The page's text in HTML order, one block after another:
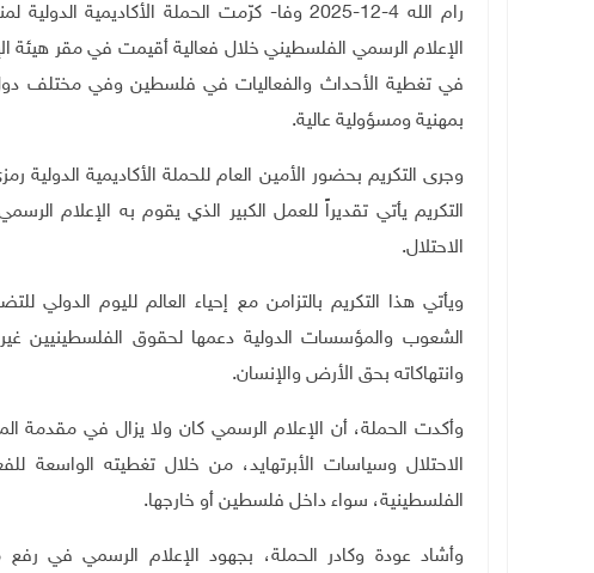
رام الله 4-12-2025 وفا- كرّمت الحملة الأكاديمية
الإعلام الرسمي الفلسطيني خلال فعالية أقيمت في مقر هيئة
في تغطية الأحداث والفعاليات في فلسطين وفي مختلف دول
بمهنية ومسؤولية عالية.
وجرى التكريم بحضور الأمين العام للحملة الأكاديمية
التكريم يأتي تقديراً للعمل الكبير الذي يقوم به الإعلام
الاحتلال.
ويأتي هذا التكريم بالتزامن مع إحياء العالم لليوم
الشعوب والمؤسسات الدولية دعمها لحقوق الفلسطينيين
وانتهاكاته بحق الأرض والإنسان.
وأكدت الحملة، أن الإعلام الرسمي كان ولا يزال في مقدمة
الاحتلال وسياسات الأبرتهايد، من خلال تغطيته الواسعة
الفلسطينية، سواء داخل فلسطين أو خارجها.
وأشاد عودة وكادر الحملة، بجهود الإعلام الرسمي في